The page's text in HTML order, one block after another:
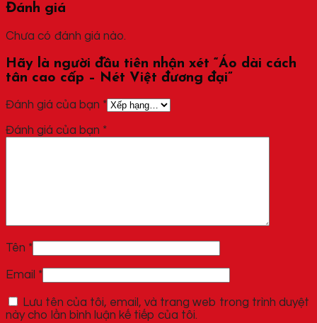
Đánh giá
Chưa có đánh giá nào.
Hãy là người đầu tiên nhận xét “Áo dài cách
tân cao cấp – Nét Việt đương đại”
Đánh giá của bạn *
Đánh giá của bạn *
Tên *
Email *
Lưu tên của tôi, email, và trang web trong trình duyệt
này cho lần bình luận kế tiếp của tôi.